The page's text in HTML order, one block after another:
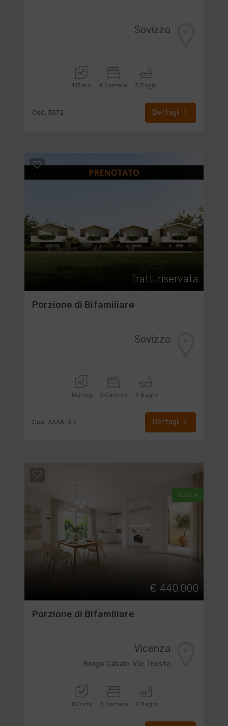
Sovizzo
417 mq 4 Camere 3 Bagni
Cod. 3572 Dettagli
Tratt. riservata
Porzione di Bifamiliare
Sovizzo
142 mq 3 Camere 3 Bagni
Cod. 3336-3.2 Dettagli
NOVITÀ
€ 440.000
Porzione di Bifamiliare
Vicenza
Borgo Casale-V.le Trieste
150 mq 3 Camere 2 Bagni